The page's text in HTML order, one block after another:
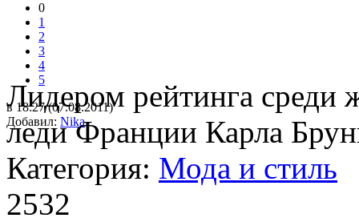
0
1
2
3
4
5
в 18:27 (07.08.2011)
Добавил: Nika
Лидером рейтинга среди
леди Франции Карла
Категория: Мода и стиль
2532